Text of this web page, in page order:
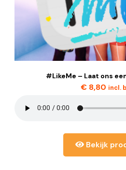
#LikeMe – Laat ons
€ 8,80 incl.
Bekijk